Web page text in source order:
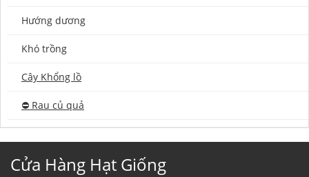
Hướng dương
Khó trồng
Cây Khổng lồ
⛔️ Rau củ quả
Cửa Hàng Hạt Giống